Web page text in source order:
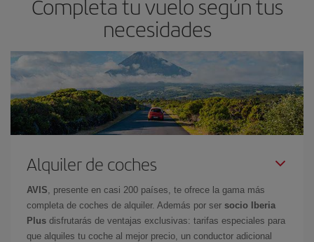
Completa tu vuelo según tus
necesidades
Alquiler de coches
AVIS , presente en casi 200 países, te ofrece la gama más
completa de coches de alquiler. Además por ser socio Iberia
Plus disfrutarás de ventajas exclusivas: tarifas especiales para
que alquiles tu coche al mejor precio, un conductor adicional